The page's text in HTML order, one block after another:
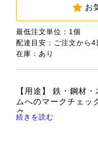
お
最低注文単位：1個
配達目安：ご注文から4
在庫：あり
【用途】 鉄・鋼材
ムへのマークチェッ
ク。
【機能・特徴】 耐光
続きを読む